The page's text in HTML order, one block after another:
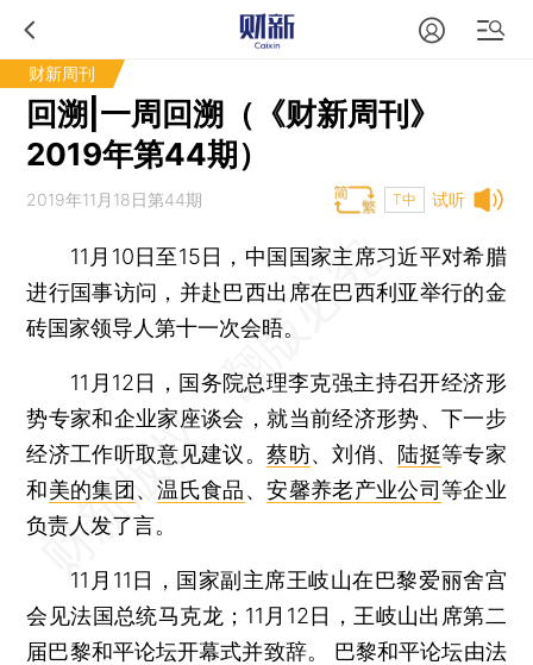
财新周刊
回溯|一周回溯（《财新周刊》
2019年第44期）
试听
2019年11月18日第44期 T中
11月10日至15日，中国国家主席习近平对希腊
进行国事访问，并赴巴西出席在巴西利亚举行的金
砖国家领导人第十一次会晤。
11月12日，国务院总理李克强主持召开经济形
势专家和企业家座谈会，就当前经济形势、下一步
经济工作听取意见建议。蔡昉、刘俏、 陆挺等专家
和美的集团 、温氏食品、安馨养老产业公司等企业
负责人发了言。
11月11日，国家副主席王岐山在巴黎爱丽舍宫
会见法国总统马克龙；11月12日，王岐山出席第二
届巴黎和平论坛开幕式并致辞。 巴黎和平论坛由法